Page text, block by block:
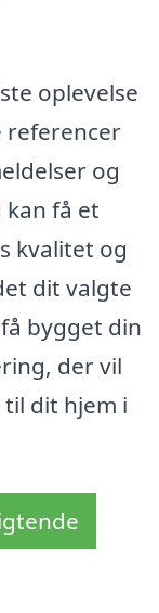
oplevelse
referencer
og
få et
kvalitet og
dit valgte
bygget din
der vil
dit hjem i